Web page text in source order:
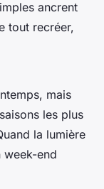
ancrent
tout recréer,
mais
les plus
la lumière
week-end